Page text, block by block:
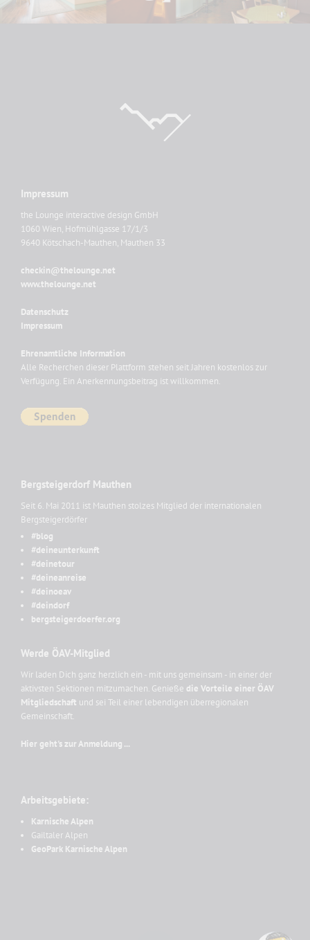
Impressum
the Lounge interactive design GmbH
1060 Wien, Hofmühlgasse 17/1/3
9640 Kötschach-Mauthen, Mauthen 33
checkin@thelounge.net
www.thelounge.net
Datenschutz
Impressum
Ehrenamtliche Information
Alle Recherchen dieser Plattform stehen seit Jahren kostenlos zur
Verfügung. Ein Anerkennungsbeitrag ist willkommen.
Bergsteigerdorf Mauthen
Seit 6. Mai 2011 ist Mauthen stolzes Mitglied der internationalen
Bergsteigerdörfer
#blog
#deineunterkunft
#deinetour
#deineanreise
#deinoeav
#deindorf
bergsteigerdoerfer.org
Werde ÖAV-Mitglied
Wir laden Dich ganz herzlich ein - mit uns gemeinsam - in einer der
aktivsten Sektionen mitzumachen. Genieße die Vorteile einer ÖAV
Mitgliedschaft und sei Teil einer lebendigen überregionalen
Gemeinschaft.
Hier geht's zur Anmeldung ...
Arbeitsgebiete:
Karnische Alpen
Gailtaler Alpen
GeoPark Karnische Alpen